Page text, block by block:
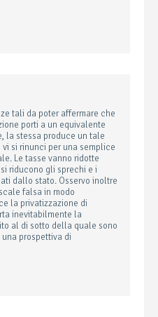
tali da poter affermare che
porti a un equivalente
la stessa produce un tale
si rinunci per una semplice
Le tasse vanno ridotte
riducono gli sprechi e i
dallo stato. Osservo inoltre
falsa in modo
la privatizzazione di
inevitabilmente la
al di sotto della quale sono
prospettiva di